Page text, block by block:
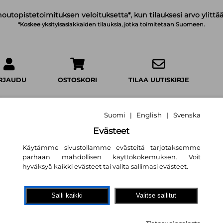
veloituksetta*, kun tilauksesi arvo
*Koskee yksityisasiakkaiden tilauksia, jotka toimitetaan Suomeen.
OSTOSKORI TILAA UUTISKIRJE
Tulikaste : The
Andrzej Sapkowski,Tapani
7,50 €
Suomi | English | Svenska
Evästeet
Käytämme sivustollamme evästeitä tarjotaksemme
parhaan mahdollisen käyttökokemuksen. Voit
hyväksyä kaikki evästeet tai valita sallimasi evästeet.
Salli kaikki Valitse sallitut